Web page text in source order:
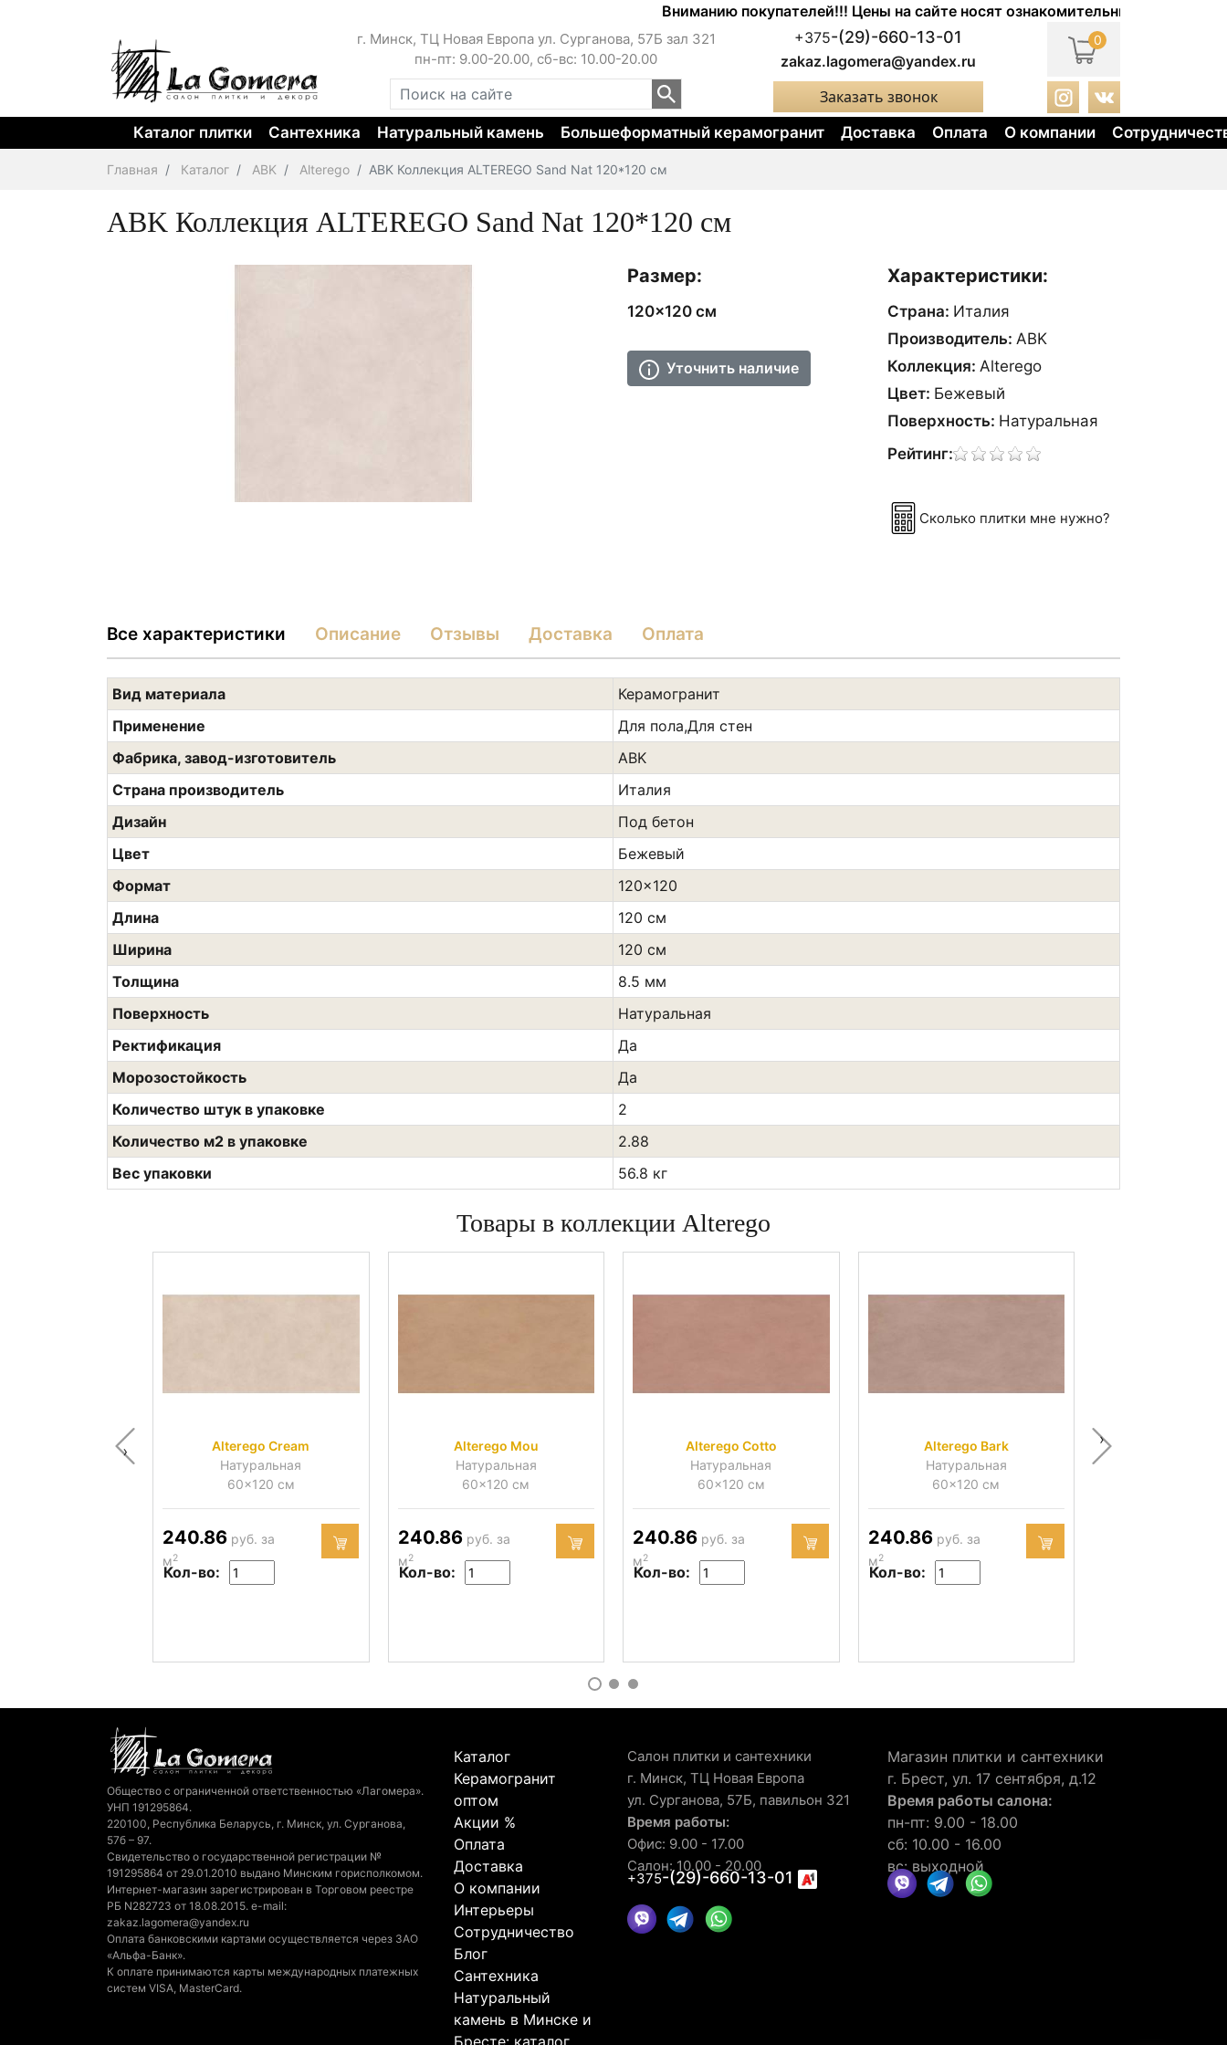
Вниманию покупателей!!! Цены на сайте носят ознакомительный характер.
г. Минск, ТЦ Новая Европа ул. Сурганова, 57Б зал 321
пн-пт: 9.00-20.00, сб-вс: 10.00-20.00
+375-(29)-660-13-01
zakaz.lagomera@yandex.ru
Заказать звонок
0
Каталог плитки Сантехника Натуральный камень Большеформатный керамогранит Доставка Оплата О компании
Главная Каталог ABK Alterego ABK Коллекция ALTEREGO Sand Nat 120*120 см
ABK Коллекция ALTEREGO Sand Nat 120*120 см
Размер:
120x120 см
Уточнить наличие
Характеристики:
Страна: Италия
Производитель: ABK
Коллекция: Alterego
Цвет: Бежевый
Поверхность: Натуральная
Рейтинг:
Сколько плитки мне нужно?
Все характеристики Описание Отзывы Доставка Оплата
Вид материала
Керамогранит
Применение
Для пола,Для стен
Фабрика, завод-изготовитель
ABK
Страна производитель
Италия
Дизайн
Под бетон
Цвет
Бежевый
Формат
120x120
Длина
120 см
Ширина
120 см
Толщина
8.5 мм
Поверхность
Натуральная
Ректификация
Да
Морозостойкость
Да
Количество штук в упаковке
2
Количество м2 в упаковке
2.88
Вес упаковки
56.8 кг
Товары в коллекции Alterego
Alterego Cream
Натуральная
60x120 см
240.86 руб. за
м2
Кол-во:
Alterego Mou
Натуральная
60x120 см
240.86руб. за
м2
Кол-во:
Alterego Cotto
Натуральная
60x120 см
240.86 руб. за
м2
Кол-во:
Alterego Bark
Натуральная
60x120 см
240.86руб. за
м2
Кол-во:
‹
›
Общество с ограниченной ответственностью «Лагомера».
УНП 191295864.
220100, Республика Беларусь, г. Минск, ул. Сурганова,
57б – 97.
Свидетельство о государственной регистрации №
191295864 от 29.01.2010 выдано Минским горисполкомом.
Интернет-магазин зарегистрирован в Торговом реестре
РБ N282723 от 18.08.2015. e-mail:
zakaz.lagomera@yandex.ru
Оплата банковскими картами осуществляется через ЗАО
«Альфа-Банк».
К оплате принимаются карты международных платежных
систем VISA, MasterCard.
Каталог
Керамогранит
оптом
Акции %
Оплата
Доставка
О компании
Интерьеры
Сотрудничество
Блог
Сантехника
Натуральный
камень в Минске и
Салон плитки и сантехники
г. Минск, ТЦ Новая Европа
ул. Сурганова, 57Б, павильон 321
Время работы:
Офис: 9.00 - 17.00
Салон: 10.00 - 20.00
+375-(29)-660-13-01
Магазин плитки и сантехники
г. Брест, ул. 17 сентября, д.12
Время работы салона:
пн-пт: 9.00 - 18.00
сб: 10.00 - 16.00
вс: выходной